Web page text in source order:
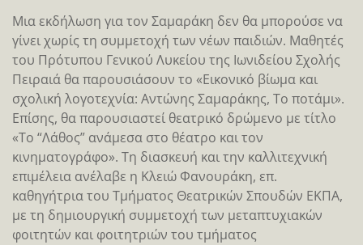
Μια εκδήλωση για τον Σαμαράκη δεν θα μπορούσε να
γίνει χωρίς τη συμμετοχή των νέων παιδιών. Μαθητές
του Πρότυπου Γενικού Λυκείου της Ιωνιδείου Σχολής
Πειραιά θα παρουσιάσουν το «Εικονικό βίωμα και
σχολική λογοτεχνία: Αντώνης Σαμαράκης, Το ποτάμι».
Επίσης, θα παρουσιαστεί θεατρικό δρώμενο με τίτλο
«Το “Λάθος” ανάμεσα στο θέατρο και τον
κινηματογράφο». Τη διασκευή και την καλλιτεχνική
επιμέλεια ανέλαβε η Κλειώ Φανουράκη, επ.
καθηγήτρια του Τμήματος Θεατρικών Σπουδών ΕΚΠΑ,
με τη δημιουργική συμμετοχή των μεταπτυχιακών
φοιτητών και φοιτητριών του τμήματος